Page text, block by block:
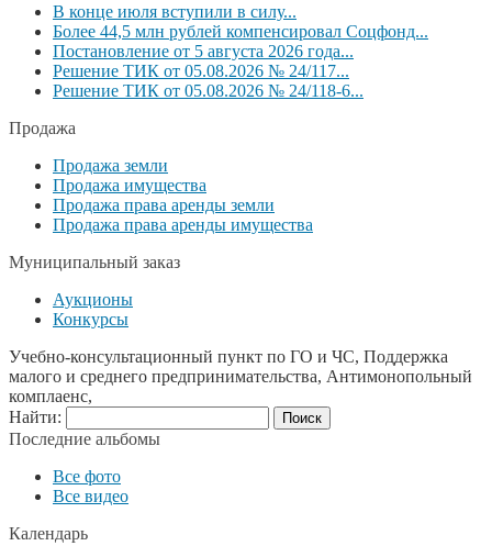
В конце июля вступили в силу...
Более 44,5 млн рублей компенсировал Соцфонд...
Постановление от 5 августа 2026 года...
Решение ТИК от 05.08.2026 № 24/117...
Решение ТИК от 05.08.2026 № 24/118-6...
Продажа
Продажа земли
Продажа имущества
Продажа права аренды земли
Продажа права аренды имущества
Муниципальный заказ
Аукционы
Конкурсы
Учебно-консультационный пункт по ГО и ЧС, Поддержка
малого и среднего предпринимательства, Антимонопольный
комплаенс,
Найти:
Последние альбомы
Все фото
Все видео
Календарь